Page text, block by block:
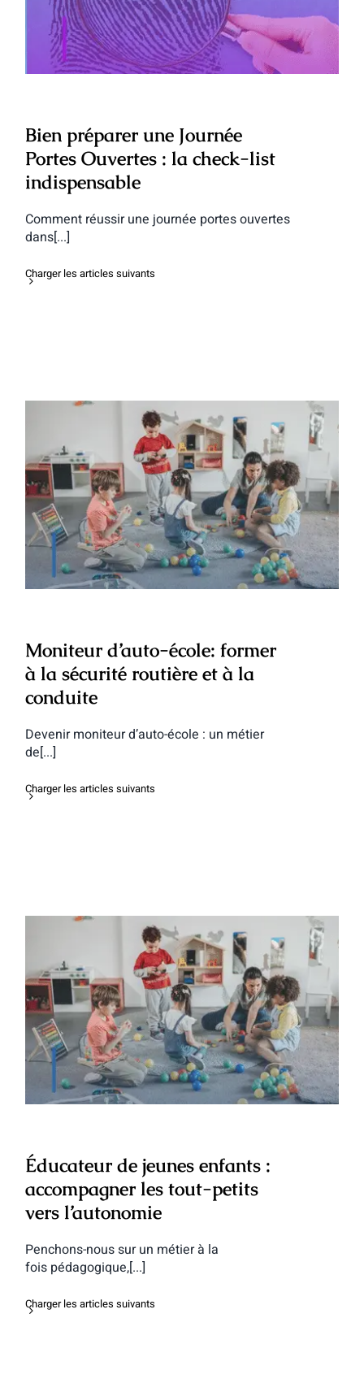
Bien préparer une Journée
Portes Ouvertes : la check-list
indispensable
Comment réussir une journée portes ouvertes
dans[...]
Charger les articles suivants
Moniteur d’auto-école: former à la
sécurité routière et à la conduite
Moniteur d’auto-école: former
à la sécurité routière et à la
conduite
Devenir moniteur d’auto-école : un métier
de[...]
Charger les articles suivants
Éducateur de jeunes enfants :
accompagner les tout-petits vers
l’autonomie
Éducateur de jeunes enfants :
accompagner les tout-petits
vers l’autonomie
Penchons-nous sur un métier à la
fois pédagogique,[...]
Charger les articles suivants